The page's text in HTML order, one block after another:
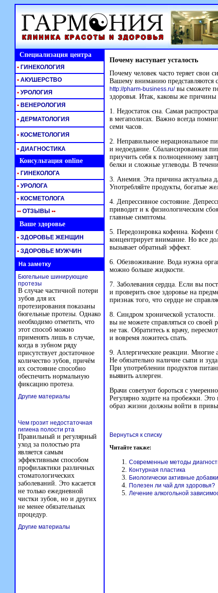
Специализация центра Почему наступает усталость
Почему человек часто теряет свои
Вашему вниманию представляются
http://pharm-business.ru/вы сможете
здоровья. Итак, каковы же причины
1. Недостаток сна. Самая
в мегаполисах. Важно всегда
семи часов.
2. Неправильное нерациональное
и недоедание. Сбалансированная
приучить себя к полноценному
белки и сложные углеводы. В
3. Анемия. Эта причина актуальна
Употребляйте продукты, богатые
4. Депрессивное состояние.
приводит и к физиологическим
главные симптомы.
5. Передозировка кофеина. Кофеин
концентрирует внимание. Но все
вызывает обратный эффект.
6. Обезвоживание. Вода нужна
можно больше жидкости.
7. Заболевания сердца. Если вы
и проверить свое здоровье на
признак того, что сердце не
8. Синдром хронической
вы не можете справляться со
не так. Обратитесь к врачу,
и вовремя ложитесь спать.
9. Аллергические реакции. Многие
Не обязательно наличие сыпи и
При употреблении продуктов
выявить аллерген.
Врачи советуют бороться с
Регулярно ходите на пробежки.
образ жизни должны войти в
Вернуться к списку
Читайте также:
Современные методы
Контурная пластика
Биологически активные
Полезен ли чай для здоровья?
Лечение алкогольной
• ГИНЕКОЛОГИЯ
• АКУШЕРСТВО
• УРОЛОГИЯ
• ВЕНЕРОЛОГИЯ
• ДЕРМАТОЛОГИЯ
• КОСМЕТОЛОГИЯ
• ДИАГНОСТИКА
Консультация online
• ГИНЕКОЛОГА
• УРОЛОГА
• КОСМЕТОЛОГА
•• ОТЗЫВЫ ••
Ваше здоровье
• ЗДОРОВЬЕ ЖЕНЩИН
• ЗДОРОВЬЕ МУЖЧИН
На заметку
Бюгельные шинирующие
протезы
В случае частичной потери
зубов для их
протезирования показаны
бюгельные протезы. Однако
необходимо отметить, что
этот способ можно
применять лишь в случае,
когда в зубном ряду
присутствует достаточное
количество зубов, причём
их состояние способно
обеспечить нормальную
фиксацию протеза.
Другие материалы
Чем грозит недостаточная
гигиена полости рта
Правильный и регулярный
уход за полостью рта
является самым
эффективным способом
профилактики различных
стоматологических
заболеваний. Это касается
не только ежедневной
чистки зубов, но и других
не менее обязательных
процедур.
Другие материалы